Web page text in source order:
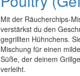
Mit der Räucherchips-
verstärkst du den
gegrillten Hühnchens.
Mischung für einen
Süße, der deinem
verleiht.